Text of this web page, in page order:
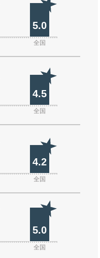
5.0
全国
4.5
全国
4.2
全国
5.0
全国